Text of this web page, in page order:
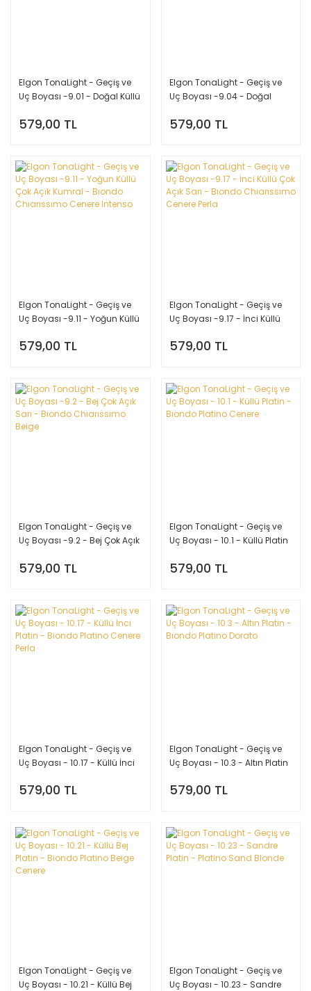
Elgon TonaLight - Geçiş ve
Uç Boyası -9.01 - Doğal Küllü
Chıarıssımo Naturale Cenere
579,00 TL
Elgon TonaLight - Geçiş ve
Uç Boyası -9.04 - Doğal
Bıondo Chıarıssımo Naturale
579,00 TL
Elgon TonaLight - Geçiş ve
Uç Boyası -9.11 - Yoğun Küllü
Chıarıssımo Cenere Intenso
579,00 TL
Elgon TonaLight - Geçiş ve
Uç Boyası -9.17 - İnci Küllü
Chıarıssımo Cenere Perla
579,00 TL
Elgon TonaLight - Geçiş ve
Uç Boyası -9.2 - Bej Çok Açık
Beige
579,00 TL
Elgon TonaLight - Geçiş ve
Uç Boyası - 10.1 - Küllü Platin
579,00 TL
Elgon TonaLight - Geçiş ve
Uç Boyası - 10.17 - Küllü İnci
Cenere Perla
579,00 TL
Elgon TonaLight - Geçiş ve
Uç Boyası - 10.3 - Altın Platin
579,00 TL
Elgon TonaLight - Geçiş ve
Uç Boyası - 10.21 - Küllü Bej
Elgon TonaLight - Geçiş ve
Uç Boyası - 10.23 - Sandre